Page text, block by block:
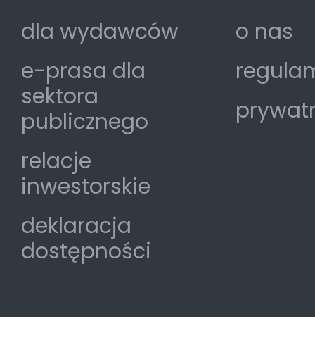
dla wydawców
e-prasa dla
sektora
publicznego
relacje
inwestorskie
deklaracja
dostępności
o nas